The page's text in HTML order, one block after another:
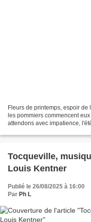
Fleurs de printemps, espoir de
les pommiers commencent
attendons avec impatience,
Tocqueville,
Louis Kentner
Publié le 26/08/2025 à 16:00
Par Ph L